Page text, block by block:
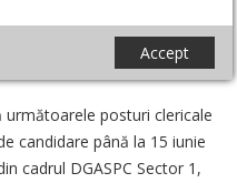
Accept
posturi clericale
candidare până la 15 iunie
cadrul DGASPC Sector 1,